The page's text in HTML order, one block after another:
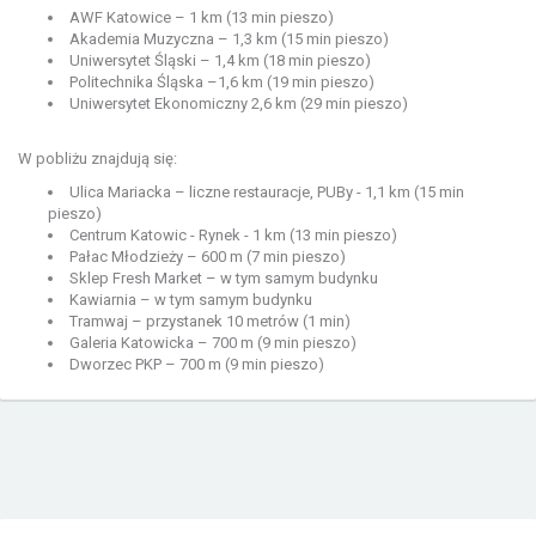
AWF Katowice – 1 km (13 min pieszo)
Akademia Muzyczna – 1,3 km (15 min pieszo)
Uniwersytet Śląski – 1,4 km (18 min pieszo)
Politechnika Śląska –1,6 km (19 min pieszo)
Uniwersytet Ekonomiczny 2,6 km (29 min pieszo)
W pobliżu znajdują się:
Ulica Mariacka – liczne restauracje, PUBy - 1,1 km (15 min
pieszo)
Centrum Katowic - Rynek - 1 km (13 min pieszo)
Pałac Młodzieży – 600 m (7 min pieszo)
Sklep Fresh Market – w tym samym budynku
Kawiarnia – w tym samym budynku
Tramwaj – przystanek 10 metrów (1 min)
Galeria Katowicka – 700 m (9 min pieszo)
Dworzec PKP – 700 m (9 min pieszo)